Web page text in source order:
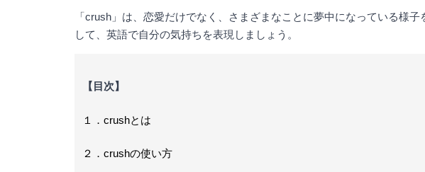
「crush」は、恋愛だけでなく、さまざまなことに夢中になっている様
して、英語で自分の気持ちを表現しましょう。
【目次】
１．crushとは
２．crushの使い方